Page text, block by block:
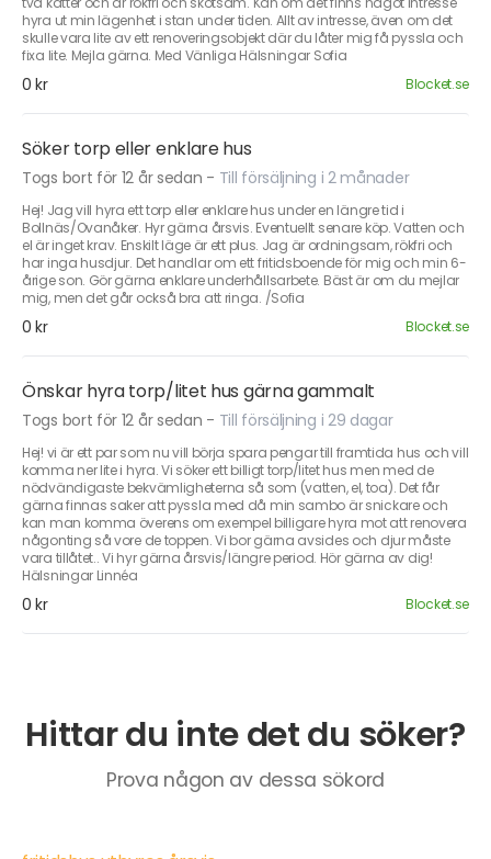
hyra ut min lägenhet i stan under tiden. Allt av intresse, även om det
skulle vara lite av ett renoveringsobjekt där du låter mig få pyssla och
fixa lite. Mejla gärna. Med Vänliga Hälsningar Sofia
0 kr Blocket.se
Söker torp eller enklare hus
Togs bort för 12 år sedan - Till försäljning i 2 månader
Hej! Jag vill hyra ett torp eller enklare hus under en längre tid i
Bollnäs/Ovanåker. Hyr gärna årsvis. Eventuellt senare köp. Vatten och
el är inget krav. Enskilt läge är ett plus. Jag är ordningsam, rökfri och
har inga husdjur. Det handlar om ett fritidsboende för mig och min 6-
årige son. Gör gärna enklare underhållsarbete. Bäst är om du mejlar
mig, men det går också bra att ringa. /Sofia
0 kr Blocket.se
Önskar hyra torp/litet hus gärna gammalt
Togs bort för 12 år sedan - Till försäljning i 29 dagar
Hej! vi är ett par som nu vill börja spara pengar till framtida hus och vill
komma ner lite i hyra. Vi söker ett billigt torp/litet hus men med de
nödvändigaste bekvämligheterna så som (vatten, el, toa). Det får
gärna finnas saker att pyssla med då min sambo är snickare och
kan man komma överens om exempel billigare hyra mot att renovera
någonting så vore de toppen. Vi bor gärna avsides och djur måste
vara tillåtet.. Vi hyr gärna årsvis/längre period. Hör gärna av dig!
Hälsningar Linnéa
0 kr Blocket.se
Hittar du inte det du söker?
Prova någon av dessa sökord